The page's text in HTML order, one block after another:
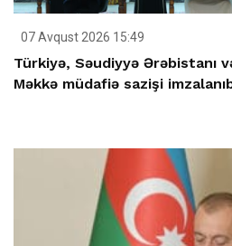
07 Avqust 2026 15:49
Türkiyə, Səudiyyə Ərəbistanı
Məkkə müdafiə sazişi